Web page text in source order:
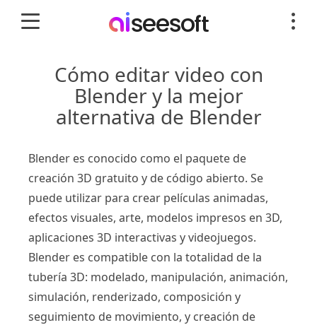
Cómo editar video con
Blender y la mejor
alternativa de Blender
Blender es conocido como el paquete de
creación 3D gratuito y de código abierto. Se
puede utilizar para crear películas animadas,
efectos visuales, arte, modelos impresos en 3D,
aplicaciones 3D interactivas y videojuegos.
Blender es compatible con la totalidad de la
tubería 3D: modelado, manipulación, animación,
simulación, renderizado, composición y
seguimiento de movimiento, y creación de